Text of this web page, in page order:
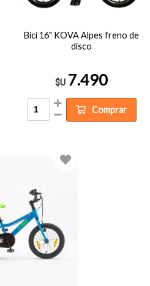
Bici 16" KOVA Alpes freno de
disco
$U 7.490
Comprar